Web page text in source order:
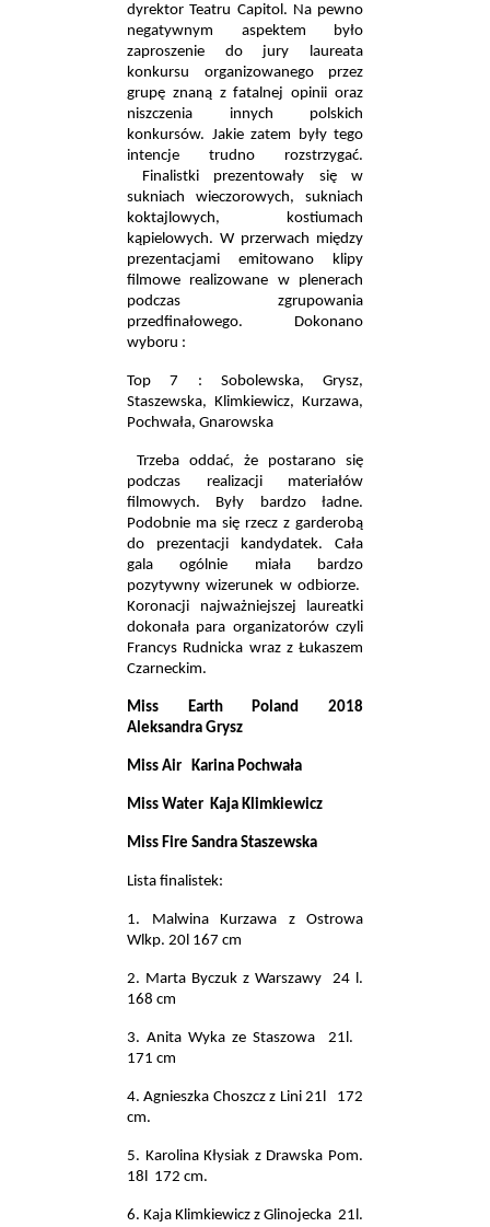
dyrektor Teatru Capitol. Na pewno
negatywnym aspektem było
zaproszenie do jury laureata
konkursu organizowanego przez
grupę znaną z fatalnej opinii oraz
niszczenia innych polskich
konkursów. Jakie zatem były tego
intencje trudno rozstrzygać.
Finalistki prezentowały się w
sukniach wieczorowych, sukniach
koktajlowych, kostiumach
kąpielowych. W przerwach między
prezentacjami emitowano klipy
filmowe realizowane w plenerach
podczas zgrupowania
przedfinałowego. Dokonano
wyboru :
Top 7 : Sobolewska, Grysz,
Staszewska, Klimkiewicz, Kurzawa,
Pochwała, Gnarowska
Trzeba oddać, że postarano się
podczas realizacji materiałów
filmowych. Były bardzo ładne.
Podobnie ma się rzecz z garderobą
do prezentacji kandydatek. Cała
gala ogólnie miała bardzo
pozytywny wizerunek w odbiorze.
Koronacji najważniejszej laureatki
dokonała para organizatorów czyli
Francys Rudnicka wraz z Łukaszem
Czarneckim.
Miss Earth Poland 2018
Aleksandra Grysz
Miss Air Karina Pochwała
Miss Water Kaja Klimkiewicz
Miss Fire Sandra Staszewska
Lista finalistek:
1. Malwina Kurzawa z Ostrowa
Wlkp. 20l 167 cm
2. Marta Byczuk z Warszawy
24 l.
168 cm
3. Anita Wyka ze Staszowa
21l.
171 cm
4. Agnieszka Choszcz z Lini 21l
172
cm.
5. Karolina Kłysiak z Drawska Pom.
18l 172 cm.
6. Kaja Klimkiewicz z Glinojecka 21l.